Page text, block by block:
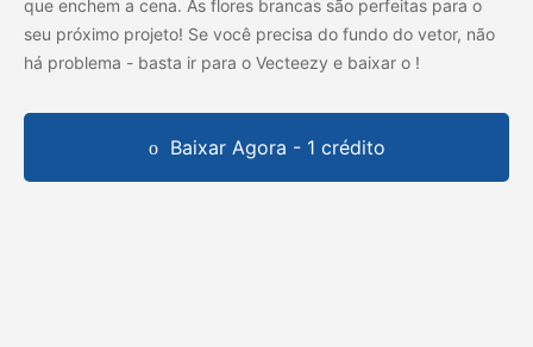
que enchem a cena. As flores brancas são perfeitas para o
seu próximo projeto! Se você precisa do fundo do vetor, não
há problema - basta ir para o Vecteezy e baixar o !
Baixar Agora - 1 crédito